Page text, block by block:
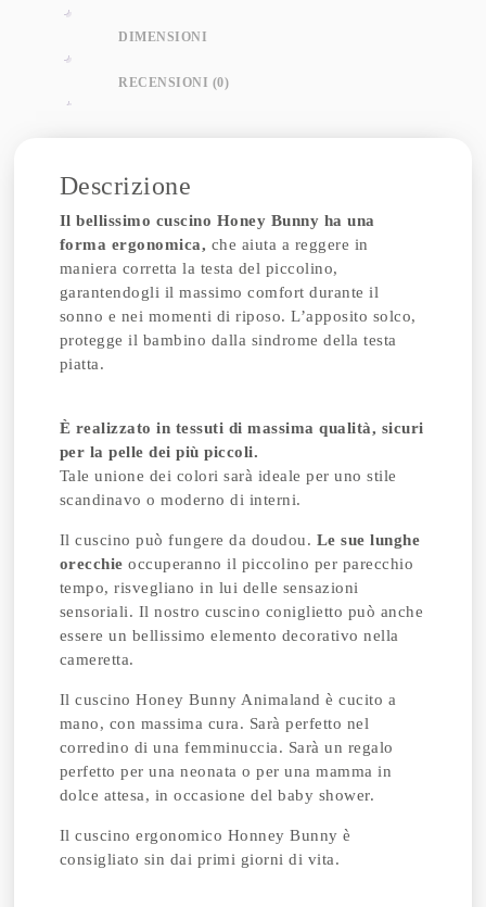
DIMENSIONI
RECENSIONI (0)
Descrizione
Il bellissimo cuscino Honey Bunny ha una
forma ergonomica, che aiuta a reggere in
maniera corretta la testa del piccolino,
garantendogli il massimo comfort durante il
sonno e nei momenti di riposo. L’apposito solco,
protegge il bambino dalla sindrome della testa
piatta.
È realizzato in tessuti di massima qualità, sicuri
per la pelle dei più piccoli.
Tale unione dei colori sarà ideale per uno stile
scandinavo o moderno di interni.
Il cuscino può fungere da doudou. Le sue lunghe
orecchie occuperanno il piccolino per parecchio
tempo, risvegliano in lui delle sensazioni
sensoriali. Il nostro cuscino coniglietto può anche
essere un bellissimo elemento decorativo nella
cameretta.
Il cuscino Honey Bunny Animaland è cucito a
mano, con massima cura. Sarà perfetto nel
corredino di una femminuccia. Sarà un regalo
perfetto per una neonata o per una mamma in
dolce attesa, in occasione del baby shower.
Il cuscino ergonomico Honney Bunny è
consigliato sin dai primi giorni di vita.